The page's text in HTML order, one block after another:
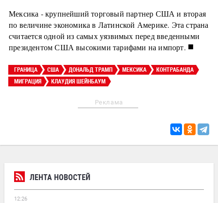
ЛЕНТА НОВОСТЕЙ
12:26
Мексика - крупнейший торговый партнер США и вторая
по величине экономика в Латинской Америке. Эта страна
считается одной из самых уязвимых перед введенными
президентом США высокими тарифами на импорт. ■
ГРАНИЦА США ДОНАЛЬД ТРАМП МЕКСИКА
КОНТРАБАНДА
МИГРАЦИЯ
КЛАУДИЯ ШЕЙНБАУМ
Реклама